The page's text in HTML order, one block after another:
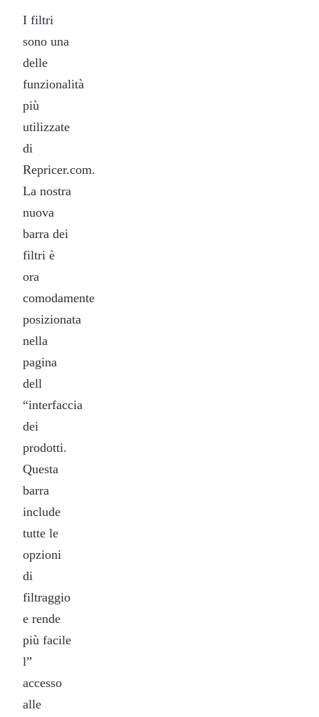
I filtri
sono una
delle
funzionalità
più
utilizzate
di
Repricer.com.
La nostra
nuova
barra dei
filtri è
ora
comodamente
posizionata
nella
pagina
dell
“interfaccia
dei
prodotti.
Questa
barra
include
tutte le
opzioni
di
filtraggio
e rende
più facile
l”
accesso
alle